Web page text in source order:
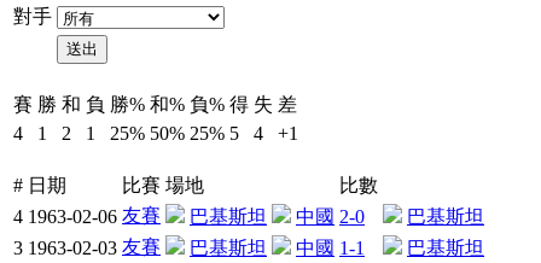
對手
賽 勝 和 負 勝% 和% 負% 得 失 差
4
1 2 1 25% 50% 25% 5 4 +1
# 日期 比賽 場地
比數
4 1963-02-06 友賽 巴基斯坦 中國 2-0
巴基斯坦
3 1963-02-03 友賽 巴基斯坦 中國 1-1
巴基斯坦